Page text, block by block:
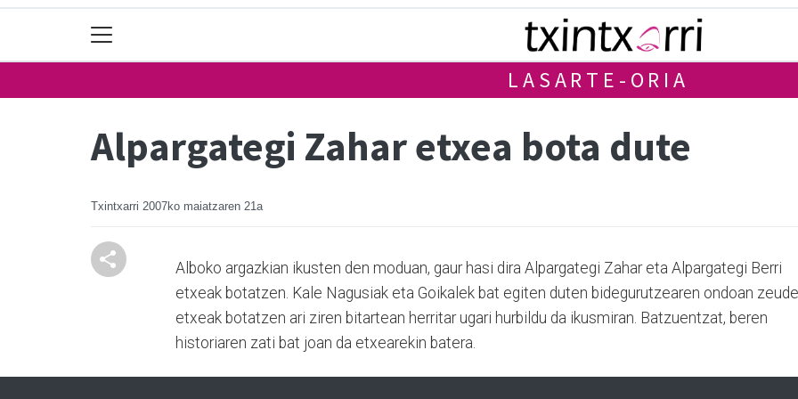
LASARTE-ORIA
Alpargategi Zahar etxea bota dute
Txintxarri 2007ko maiatzaren 21a
Alboko argazkian ikusten den moduan, gaur hasi dira Alpargategi Zahar eta Alpargategi Berri
etxeak botatzen. Kale Nagusiak eta Goikalek bat egiten duten bidegurutzearen ondoan
etxeak botatzen ari ziren bitartean herritar ugari hurbildu da ikusmiran. Batzuentzat, beren
historiaren zati bat joan da etxearekin batera.